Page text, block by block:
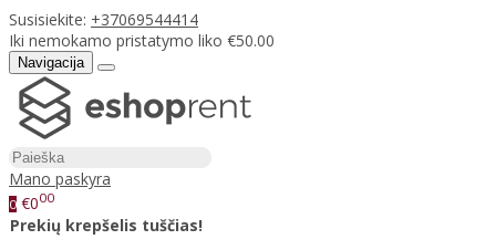
Susisiekite: +37069544414
Iki nemokamo pristatymo liko €50.00
Navigacija
Mano paskyra
0 €000
Prekių krepšelis tuščias!